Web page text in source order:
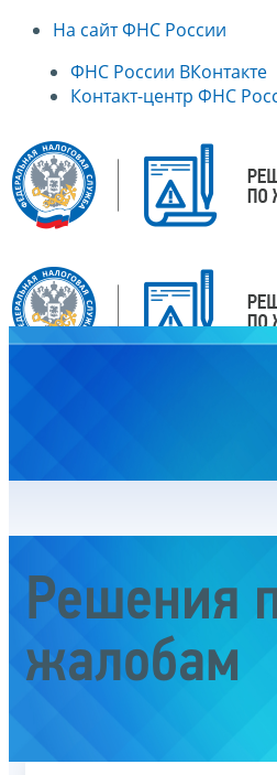
На сайт ФНС России
ФНС России ВКонтакте
Контакт-центр ФНС
Решения
жалобам